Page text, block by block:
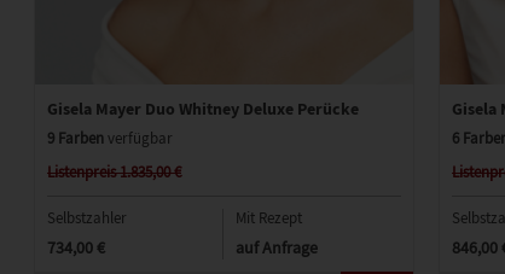
Gisela Mayer Duo Whitney Deluxe Perücke
9 Farbenverfügbar
Listenpreis 1.835,00 €
Selbstzahler
734,00 €
Mit Rezept
auf Anfrage
Gisela
6
846,00